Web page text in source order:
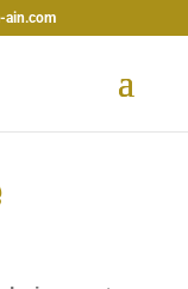
ain.com